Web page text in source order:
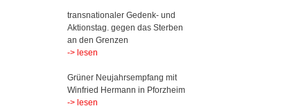
transnationaler Gedenk- und
Aktionstag. gegen das Sterben
an den Grenzen
-> lesen
Grüner Neujahrsempfang mit
Winfried Hermann in Pforzheim
-> lesen